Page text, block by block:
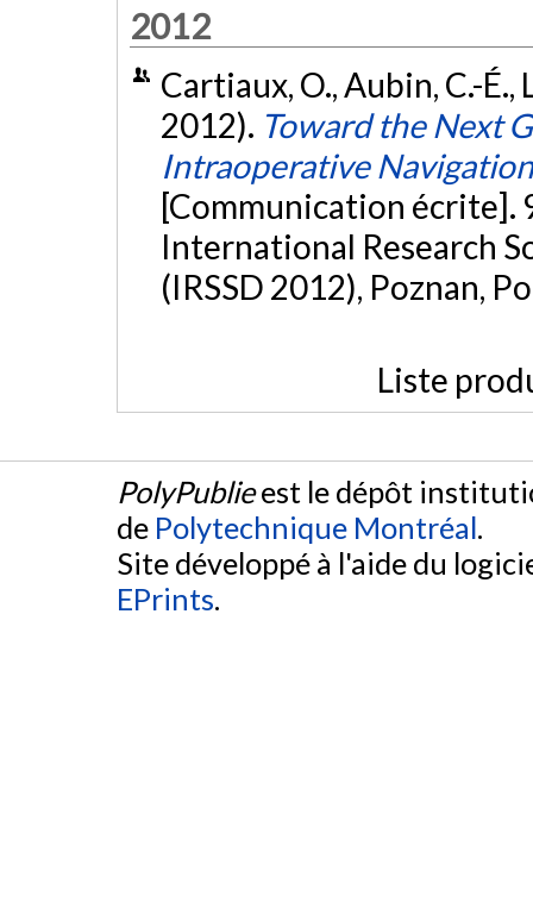
2012
Cartiaux, O., Aubin, C.-
2012). Toward the Next
Intraoperative
[Communication écrite].
International Research
(IRSSD 2012), Poznan,
Liste
PolyPublieest le dépôt
de Polytechnique Montréal.
Site développé à l'aide du
EPrints.